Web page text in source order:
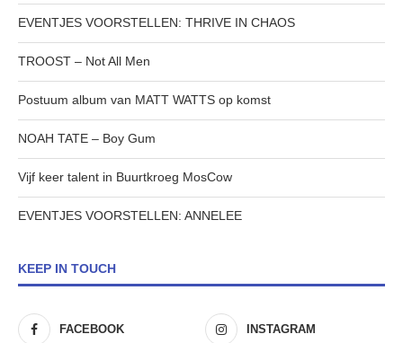
EVENTJES VOORSTELLEN: THRIVE IN CHAOS
TROOST – Not All Men
Postuum album van MATT WATTS op komst
NOAH TATE – Boy Gum
Vijf keer talent in Buurtkroeg MosCow
EVENTJES VOORSTELLEN: ANNELEE
KEEP IN TOUCH
FACEBOOK INSTAGRAM